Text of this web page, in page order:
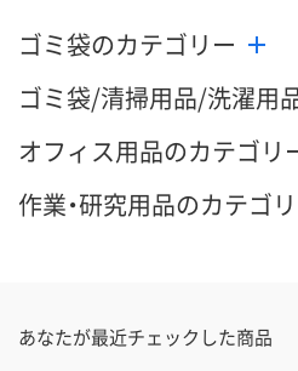
ゴミ袋のカテゴリー
ゴミ袋/清掃用品/洗濯用
オフィス用品のカテゴリ
作業・研究用品のカテゴ
あなたが最近チェックした商品